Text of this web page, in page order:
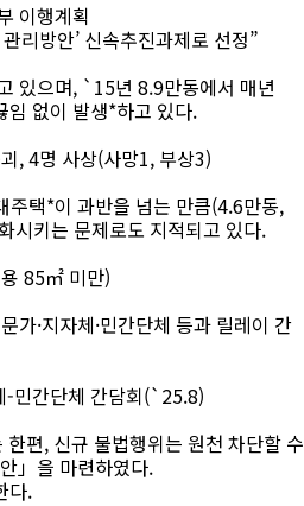
이행계획
리방안’ 신속추진과제로 선정”
있으며, `15년 8.9만동에서 매년
임 없이 발생*하고 있다.
, 4명 사상(사망1, 부상3)
주택*이 과반을 넘는 만큼(4.6만동,
시키는 문제로도 지적되고 있다.
85㎡ 미만)
·지자체·민간단체 등과 릴레이 간
-민간단체 간담회(`25.8)
편, 신규 불법행위는 원천 차단할 수
」을 마련하였다.
다.